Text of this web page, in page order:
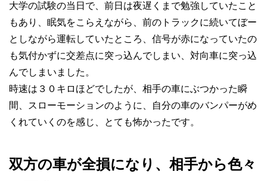
大学の試験の当日で、前日は夜遅くまで勉強していたこと
もあり、眠気をこらえながら、前のトラックに続いてぼー
としながら運転していたところ、信号が赤になっていたの
も気付かずに交差点に突っ込んでしまい、対向車に突っ込
んでしまいました。
時速は３０キロほどでしたが、相手の車にぶつかった瞬
間、スローモーションのように、自分の車のバンパーがめ
くれていくのを感じ、とても怖かったです。
双方の車が全損になり、相手から色々